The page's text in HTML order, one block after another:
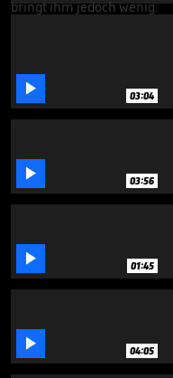
 03:04
 03:56
 01:45
 04:05